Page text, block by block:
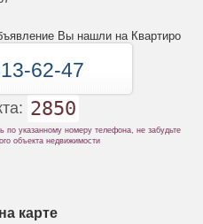
Вы нашли на Квартиро
62-47
2850
указанному номеру телефона, не забудьте
объекта недвижимости
карте